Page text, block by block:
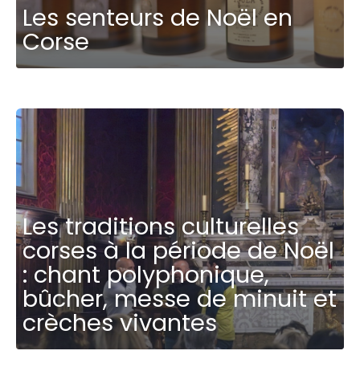
Les senteurs de Noël en
Corse
Les traditions culturelles
corses à la période de Noël
: chant polyphonique,
bûcher, messe de minuit et
crèches vivantes